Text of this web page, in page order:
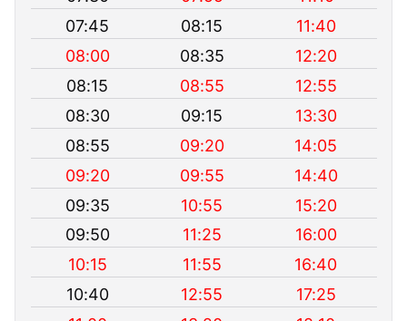
07:45
08:15
11:40
08:00
08:35
12:20
08:15
08:55
12:55
08:30
09:15
13:30
08:55
09:20
14:05
09:20
09:55
14:40
09:35
10:55
15:20
09:50
11:25
16:00
10:15
11:55
16:40
10:40
12:55
17:25